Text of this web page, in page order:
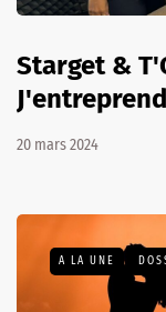
Starget &
20 mars 2024
A LA UNE